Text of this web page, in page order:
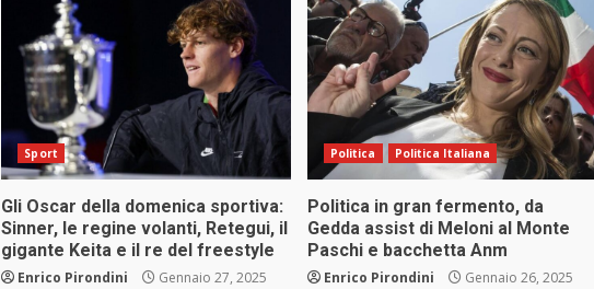
Sport
Gli Oscar della domenica sportiva:
Sinner, le regine volanti, Retegui, il
gigante Keita e il re del freestyle
Enrico Pirondini Gennaio 27, 2025
Politica Politica Italiana
Politica in gran fermento, da
Gedda assist di Meloni al Monte
Paschi e bacchetta Anm
Enrico Pirondini Gennaio 26, 2025